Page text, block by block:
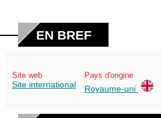
EN BREF
Site web
Site international
Pays d'origine
Royaume-uni